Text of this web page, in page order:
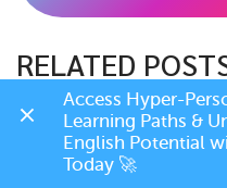
RELATED
Access Hyper-
Learning Paths &
English Potential
Today 🚀